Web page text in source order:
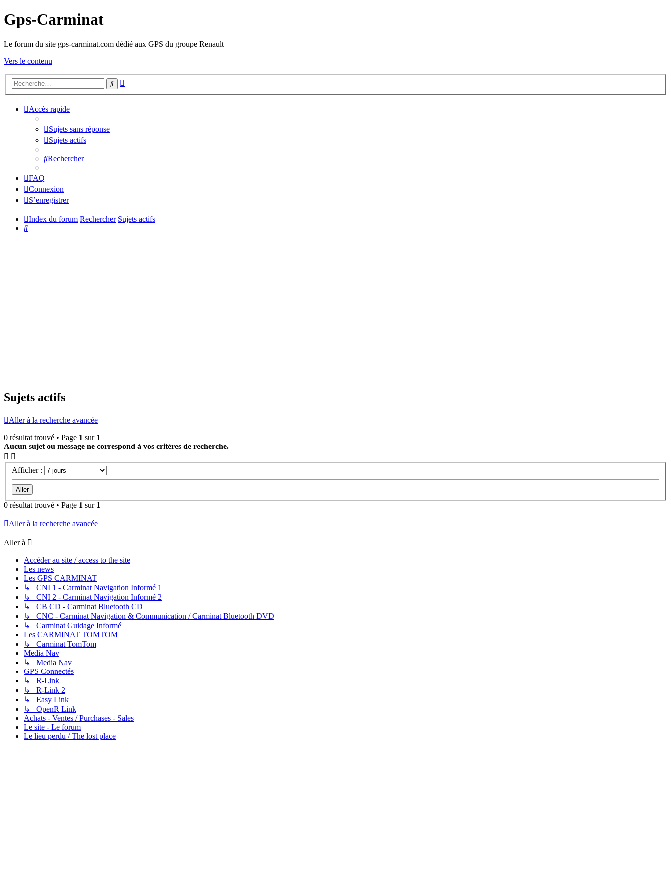
Gps-Carminat
Le forum du site gps-carminat.com dédié aux GPS du groupe Renault
Vers le contenu
Rechercher
Accès rapide
Sujets sans réponse
Sujets actifs
Rechercher
FAQ
Connexion
S’enregistrer
Index du forum Rechercher Sujets actifs
Rechercher
Sujets actifs
Aller à la recherche avancée
0 résultat trouvé • Page 1 sur 1
Aucun sujet ou message ne correspond à vos critères de recherche.
Afficher :
0 résultat trouvé • Page 1 sur 1
Aller à la recherche avancée
Aller à
Accéder au site / access to the site
Les news
Les GPS CARMINAT
↳ CNI 1 - Carminat Navigation Informé 1
↳ CNI 2 - Carminat Navigation Informé 2
↳ CB CD - Carminat Bluetooth CD
↳ CNC - Carminat Navigation & Communication / Carminat Bluetooth DVD
↳ Carminat Guidage Informé
Les CARMINAT TOMTOM
↳ Carminat TomTom
Media Nav
↳ Media Nav
GPS Connectés
↳ R-Link
↳ R-Link 2
↳ Easy Link
↳ OpenR Link
Achats - Ventes / Purchases - Sales
Le site - Le forum
Le lieu perdu / The lost place